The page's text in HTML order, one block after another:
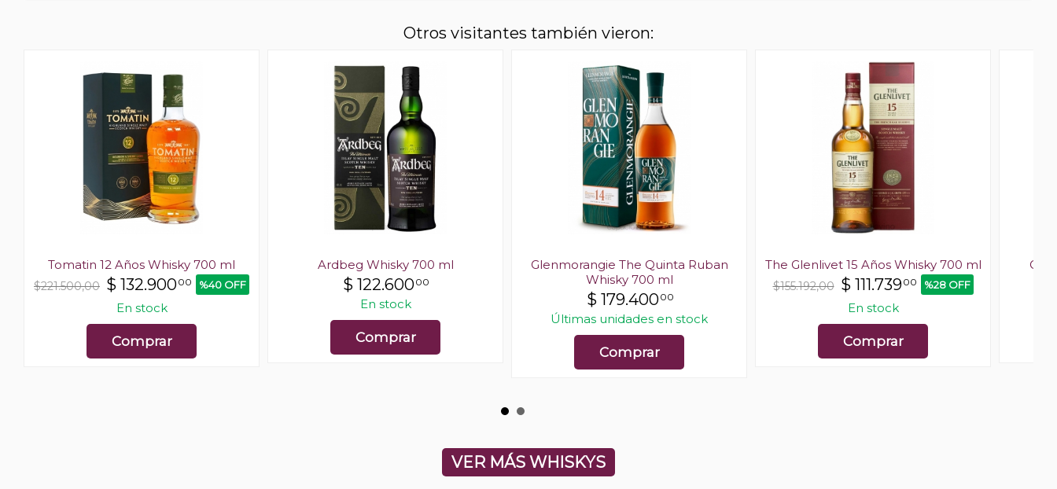
Otros visitantes también vieron:
Tomatin 12 Años Whisky 700 ml
$221.500,00 $ 132.90000 %40 OFF
En stock
Comprar
Ardbeg Whisky 700 ml
$ 122.60000
En stock
Comprar
Glenmorangie The Quinta Ruban
Whisky 700 ml
$ 179.40000
Últimas unidades en stock
Comprar
The Glenlivet 15 Años Whisky 700 ml
$155.192,00 $ 111.73900 %28 OFF
En stock
Comprar
VER MÁS WHISKYS